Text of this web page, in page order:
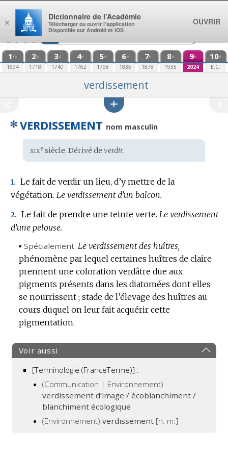
Aller au contenu
1 re
1694
2e
1718
3e
1740
4e
1762
5e
1798
6e
1835
7e
1878
8e
1935
9e
2024
10e
E.C.
verdissement
✻ VERDISSEMENT nom masculin
Étymologie
:
xixesiècle. Dérivé de verdir.
1. Le fait de verdir un lieu, d’y mettre de la
végétation. Le verdissement d’un balcon.
2. Le fait de prendre une teinte verte. Le verdissement
d’une pelouse.
▪ Spécialement. Le verdissement des huîtres,
phénomène par lequel certaines huîtres de claire
prennent une coloration verdâtre due aux
pigments présents dans les diatomées dont elles
se nourrissent ; stade de l’élevage des huîtres au
cours duquel on leur fait acquérir cette
pigmentation.
Voir aussi
[Terminologie (FranceTerme)] :
(Communication | Environnement)
verdissement d’image / écoblanchiment /
blanchiment écologique
(Environnement)verdissement [n. m.]
×
Dictionnaire de l’Académie
Télécharger ou ouvrir l’application
Disponible sur Android et iOS
OUVRIR